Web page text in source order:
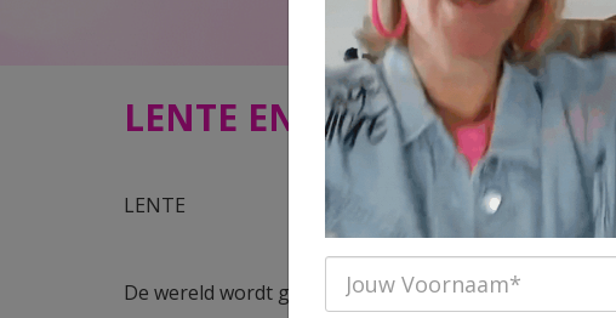
LENTE ENERGIE >>> GRATIS
LENTE
De wereld wordt groener.